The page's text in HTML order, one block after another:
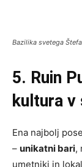
Bazilika svetega
5. Ruin
kultura
Ena najbolj
– unikatni bari,
umetniki in